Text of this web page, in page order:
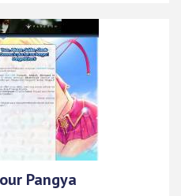
Pangya